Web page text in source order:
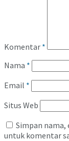
Komentar *
Nama *
Email *
Situs Web
Simpan nama,
untuk komentar